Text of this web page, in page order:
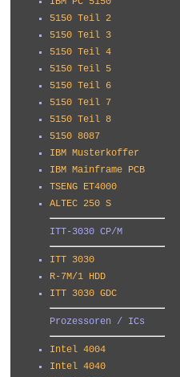
5150 Teil 2
5150 Teil 3
5150 Teil 4
5150 Teil 5
5150 Teil 6
5150 Teil 7
5150 Teil 8
5150 8087
IBM Musterkoffer
IBM Mainframe PCB
TSENG ET4000
ALTEC 250 S
ITT-3030 CP/M
ITT 3030
R-7M/1 HDD
ITT 3030 GDC
Prozessoren / ICs
Intel 4004
Intel 4040